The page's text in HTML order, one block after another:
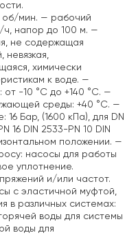
об/мин. — рабочий
ч, напор до 100 м. —
не содержащая
невязкая,
химически
к воде. —
-10 °C до +140 °C. —
среды: +40 °C. —
Бар, (1600 кПа), для DN
16 DIN 2533-PN 10 DIN
положении. —
насосы для работы
уплотнение.
и/или частот.
с эластичной муфтой,
в различных системах:
воды для системы
воды для